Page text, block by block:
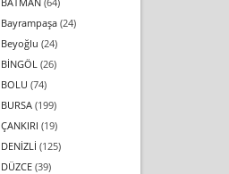
Bayrampaşa(24)
Beyoğlu (24)
BİNGÖL (26)
BOLU (74)
BURSA(199)
ÇANKIRI (19)
DENİZLİ (125)
DÜZCE(39)